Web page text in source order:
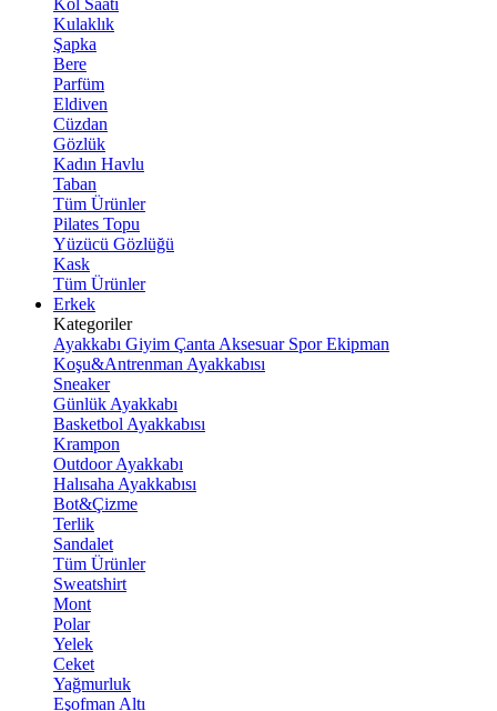
Kol Saati
Kulaklık
Şapka
Bere
Parfüm
Eldiven
Cüzdan
Gözlük
Kadın Havlu
Taban
Tüm Ürünler
Pilates Topu
Yüzücü Gözlüğü
Kask
Tüm Ürünler
Erkek
Kategoriler
Ayakkabı Giyim Çanta Aksesuar Spor Ekipman
Koşu&Antrenman Ayakkabısı
Sneaker
Günlük Ayakkabı
Basketbol Ayakkabısı
Krampon
Outdoor Ayakkabı
Halısaha Ayakkabısı
Bot&Çizme
Terlik
Sandalet
Tüm Ürünler
Sweatshirt
Mont
Polar
Yelek
Ceket
Yağmurluk
Eşofman Altı